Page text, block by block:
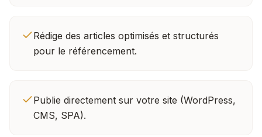
Rédige des articles optimisés et structurés
pour le référencement.
Publie directement sur votre site (WordPress,
CMS, SPA).